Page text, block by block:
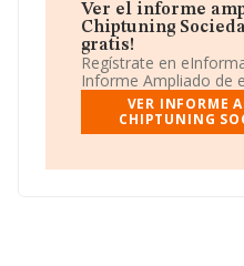
No ha habido variación en
empleados con respecto
la información a
con un número de
sector.
Puedes consultar su
Ver el informe
Chiptuning
gratis!
Regístrate en
Informe Ampliado de
VER INFORME
CHIPTUNING